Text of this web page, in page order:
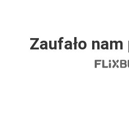
Zaufało